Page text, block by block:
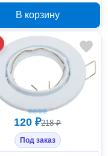
хром IT8298
В корзину
120 ₽218 ₽
Под заказ